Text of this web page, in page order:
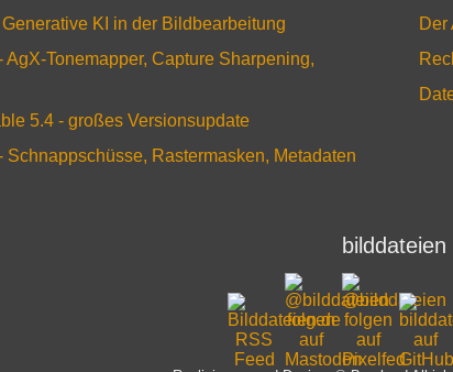
KI in der Bildbearbeitung
Tonemapper, Capture Sharpening,
5.4 - großes Versionsupdate
Rastermasken, Metadaten
Der